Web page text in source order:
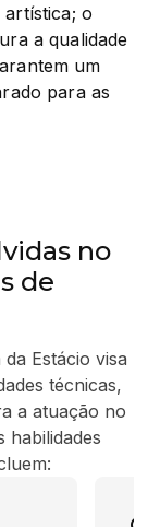
artística; o
a qualidade
um
para as
no
de
Estácio visa
técnicas,
a atuação no
habilidades